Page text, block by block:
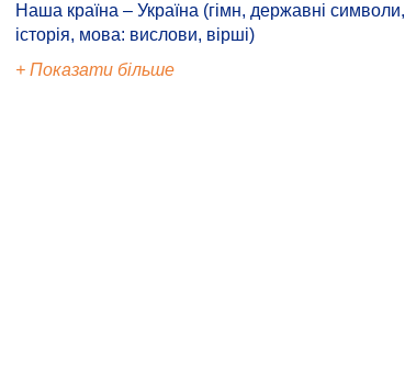
Наша країна – Україна (гімн, державні символи,
історія, мова: вислови, вірші)
+ Показати більше